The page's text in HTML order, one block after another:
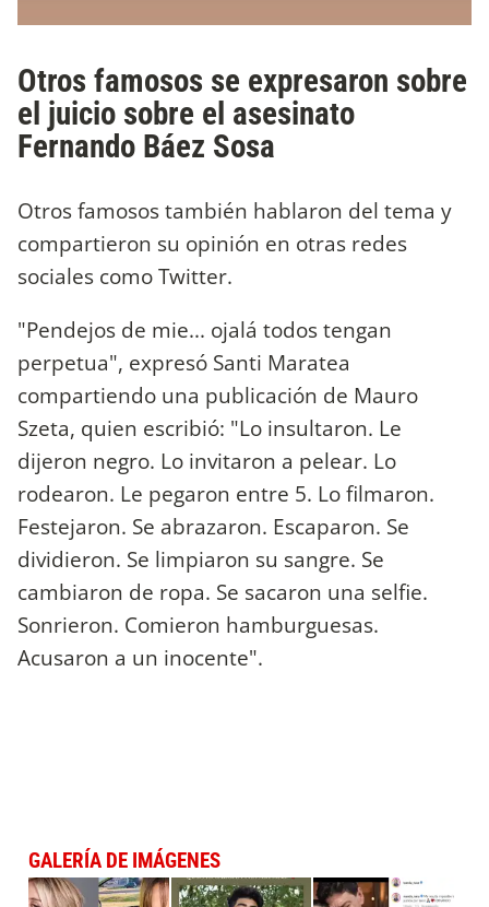
Otros famosos se expresaron sobre
el juicio sobre el asesinato
Fernando Báez Sosa
Otros famosos también hablaron del tema y
compartieron su opinión en otras redes
sociales como Twitter.
"Pendejos de mie... ojalá todos tengan
perpetua", expresó Santi Maratea
compartiendo una publicación de Mauro
Szeta, quien escribió: "Lo insultaron. Le
dijeron negro. Lo invitaron a pelear. Lo
rodearon. Le pegaron entre 5. Lo filmaron.
Festejaron. Se abrazaron. Escaparon. Se
dividieron. Se limpiaron su sangre. Se
cambiaron de ropa. Se sacaron una selfie.
Sonrieron. Comieron hamburguesas.
Acusaron a un inocente".
GALERÍA DE IMÁGENES